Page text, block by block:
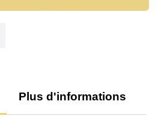
Plus d'informations